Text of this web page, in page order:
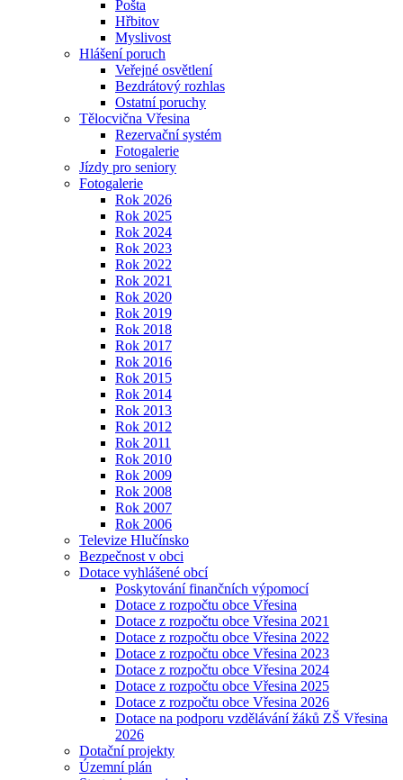
Pošta
Hřbitov
Myslivost
Hlášení poruch
Veřejné osvětlení
Bezdrátový rozhlas
Ostatní poruchy
Tělocvična Vřesina
Rezervační systém
Fotogalerie
Jízdy pro seniory
Fotogalerie
Rok 2026
Rok 2025
Rok 2024
Rok 2023
Rok 2022
Rok 2021
Rok 2020
Rok 2019
Rok 2018
Rok 2017
Rok 2016
Rok 2015
Rok 2014
Rok 2013
Rok 2012
Rok 2011
Rok 2010
Rok 2009
Rok 2008
Rok 2007
Rok 2006
Televize Hlučínsko
Bezpečnost v obci
Dotace vyhlášené obcí
Poskytování finančních výpomocí
Dotace z rozpočtu obce Vřesina
Dotace z rozpočtu obce Vřesina 2021
Dotace z rozpočtu obce Vřesina 2022
Dotace z rozpočtu obce Vřesina 2023
Dotace z rozpočtu obce Vřesina 2024
Dotace z rozpočtu obce Vřesina 2025
Dotace z rozpočtu obce Vřesina 2026
Dotace na podporu vzdělávání žáků ZŠ Vřesina
2026
Dotační projekty
Územní plán